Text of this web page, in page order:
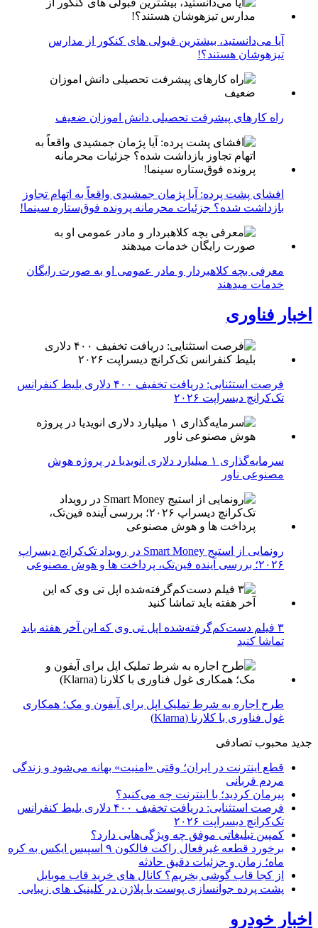
آیا می‌دانستید، بیشترین قبولی های کنکور از مدارس
تیزهوشان هستند؟!
راه کارهای پیشرفت تحصیلی دانش اموزان ضعیف
افشای پشت پرده: آیا پژمان جمشیدی واقعاً به اتهام تجاوز
بازداشت شده؟ جزئیات محرمانه پرونده فوق‌ستاره سینما!
معرفی بچه کلاهبردار و مادر عمومی او به صورت رایگان
خدمات میدهند
اخبار فناوری
فرصت استثنایی: دریافت تخفیف ۴۰۰ دلاری بلیط کنفرانس
تک‌کرانچ دیسراپت ۲۰۲۶
سرمایه‌گذاری ۱ میلیارد دلاری انویدیا در پروژه هوش
مصنوعی ناور
رونمایی از استیج Smart Money در رویداد تک‌کرانچ دیسراپ
۲۰۲۶؛ بررسی آینده فین‌تک، پرداخت‌ ها و هوش مصنوعی
۳ فیلم دست‌کم‌گرفته‌شده اپل تی وی که این آخر هفته باید
تماشا کنید
طرح اجاره به شرط تملیک اپل برای آیفون و مک؛ همکاری
غول فناوری با کلارنا (Klarna)
جدید محبوب تصادفی
قطع اینترنت در ایران؛ وقتی «امنیت» بهانه می‌شود و زندگی
مردم قربانی
پیرمان کردید؛ با اینترنت چه می‌کنید؟
فرصت استثنایی: دریافت تخفیف ۴۰۰ دلاری بلیط کنفرانس
تک‌کرانچ دیسراپت ۲۰۲۶
کمپین تبلیغاتی موفق چه ویژگی‌هایی دارد؟
برخورد قطعه غیرفعال راکت فالکون ۹ اسپیس ایکس به کره
ماه؛ زمان و جزئیات دقیق حادثه
از کجا قاب گوشی بخریم؟ کانال های خرید قاب موبایل
پشت پرده جوانسازی پوست با پلاژن در کلینیک های زیبایی
اخبار خودرو